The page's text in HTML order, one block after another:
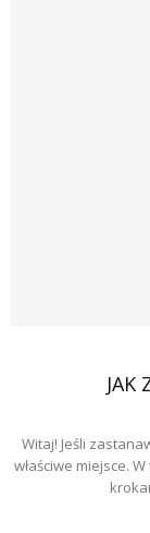
JAK
Witaj! Jeśli
właściwe miejsce.